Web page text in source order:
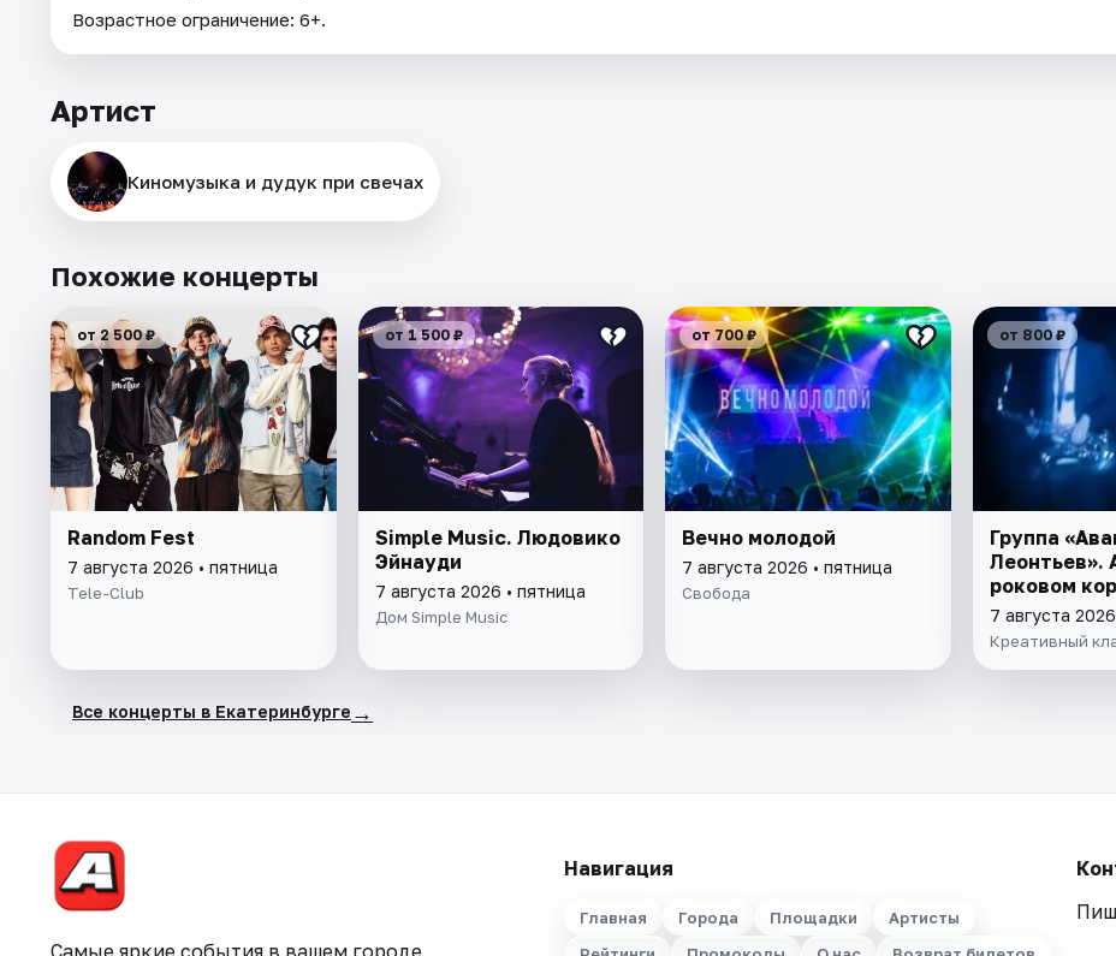
Возрастное ограничение: 6+.
Артист
Киномузыка и дудук при свечах
Похожие концерты
от 2 500 ₽
Random Fest
7 августа 2026 • пятница
Tele-Club
от 1 500 ₽
Simple Music. Людовико
Эйнауди
7 августа 2026 • пятница
Дом Simple Music
от 700 ₽
Вечно молодой
7 августа 2026 • пятница
Свобода
от 800 ₽
Группа
Леонтьев».
роковом
7 августа
Креативный
Все концерты в Екатеринбурге →
Самые яркие события в вашем городе.
Навигация
Главная Города Площадки
Артисты